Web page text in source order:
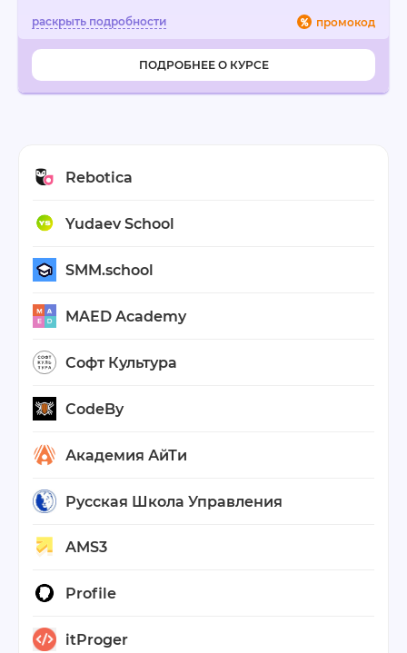
промокод
ПОДРОБНЕЕ О КУРСЕ
Rebotica
Yudaev School
SMM.school
MAED Academy
Софт Культура
CodeBy
Академия АйТи
Русская Школа Управления
AMS3
Profile
itProger